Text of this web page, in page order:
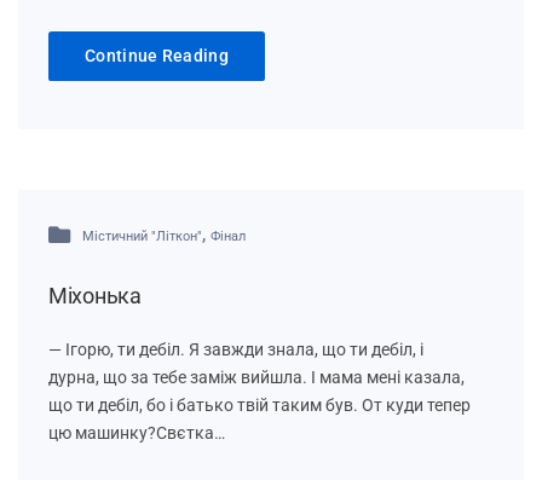
Continue Reading
Містичний "Літкон", Фінал
Міхонька
— Ігорю, ти дебіл. Я завжди знала, що ти дебіл, і
дурна, що за тебе заміж вийшла. І мама мені казала,
що ти дебіл, бо і батько твій таким був. От куди тепер
цю машинку?Свєтка…